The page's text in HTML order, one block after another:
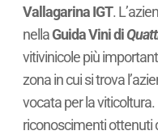
Vallagarina IGT.
nellaGuida Vini di
vitivinicole più
zona in cui si trova
vocata per la
riconoscimenti ottenuti